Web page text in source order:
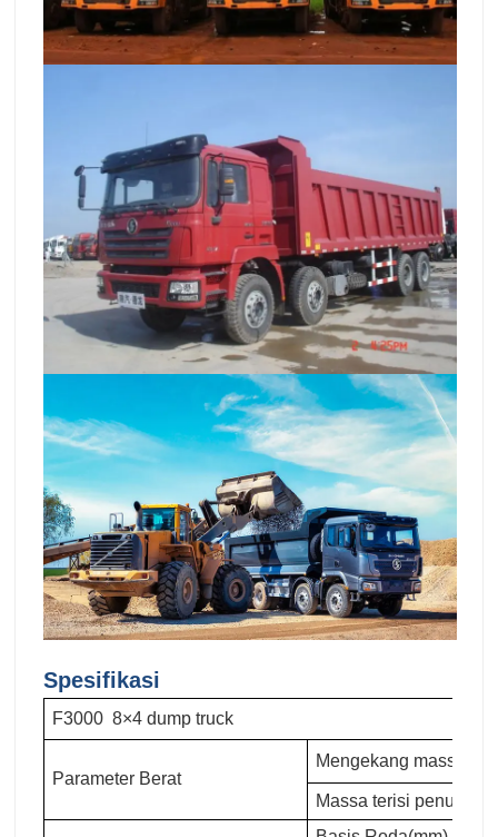
Spesifikasi
F3000 8×4 dump truck
Parameter Berat
Mengekang massa
Massa terisi penuh (kg)